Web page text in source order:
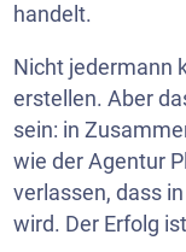
handelt.
Nicht jedermann
erstellen. Aber
sein: in
wie der Agentur
verlassen, dass
wird. Der Erfolg